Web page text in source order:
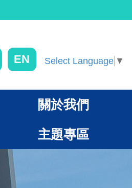
EN Select Language ▼
關於我們
主題專區